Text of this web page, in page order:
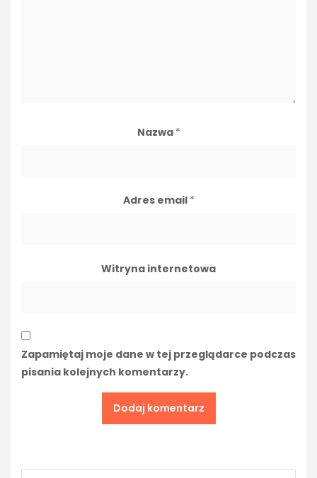
Nazwa *
Adres email *
Witryna internetowa
Zapamiętaj moje dane w tej przeglądarce podczas
pisania kolejnych komentarzy.